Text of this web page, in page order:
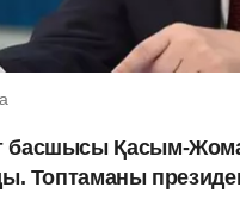
басшысы Қасым-
Топтаманы